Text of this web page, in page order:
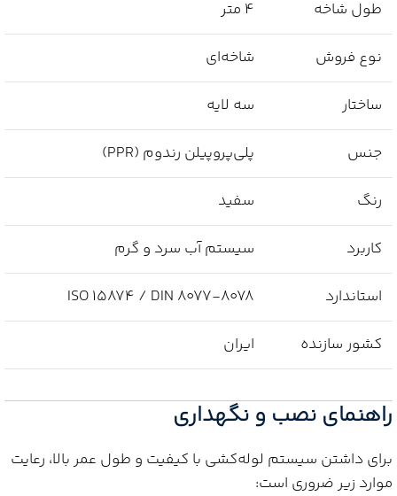
طول شاخه 4 متر
نوع فروش شاخه‌ای
ساختار سه لایه
جنس پلی‌پروپیلن رندوم (PPR)
رنگ سفید
کاربرد سیستم آب سرد و گرم
استاندارد ISO 15874 / DIN 8077-8078
کشور سازنده ایران
راهنمای نصب و نگهداری
برای داشتن سیستم لوله‌کشی با کیفیت و طول عمر بالا، رعایت
موارد زیر ضروری است: